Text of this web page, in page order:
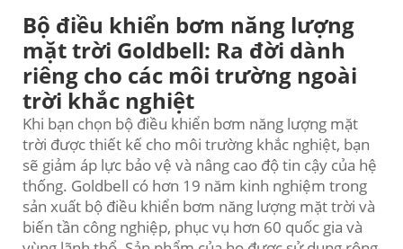
Bộ điều khiển bơm năng lượng
mặt trời Goldbell: Ra đời dành
riêng cho các môi trường ngoài
trời khắc nghiệt
Khi bạn chọn bộ điều khiển bơm năng lượng mặt
trời được thiết kế cho môi trường khắc nghiệt, bạn
sẽ giảm áp lực bảo vệ và nâng cao độ tin cậy của hệ
thống. Goldbell có hơn 19 năm kinh nghiệm trong
sản xuất bộ điều khiển bơm năng lượng mặt trời và
biến tần công nghiệp, phục vụ hơn 60 quốc gia và